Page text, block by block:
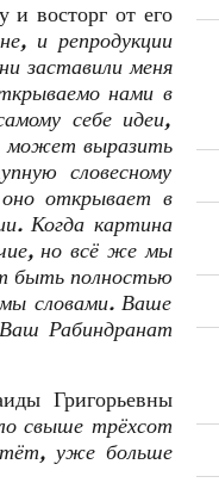
и восторг от его
и репродукции
заставили меня
нами в
себе идеи,
может выразить
словесному
открывает в
Когда картина
но всё же мы
быть полностью
словами. Ваше
Рабиндранат
Григорьевны
свыше трёхсот
уже больше